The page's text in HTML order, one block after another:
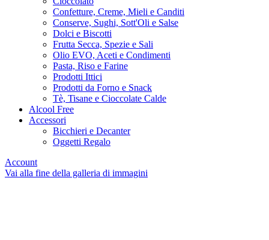
Confetture, Creme, Mieli e Canditi
Conserve, Sughi, Sott'Oli e Salse
Dolci e Biscotti
Frutta Secca, Spezie e Sali
Olio EVO, Aceti e Condimenti
Pasta, Riso e Farine
Prodotti Ittici
Prodotti da Forno e Snack
Tè, Tisane e Cioccolate Calde
Alcool Free
Accessori
Bicchieri e Decanter
Oggetti Regalo
Account
Vai alla fine della galleria di immagini